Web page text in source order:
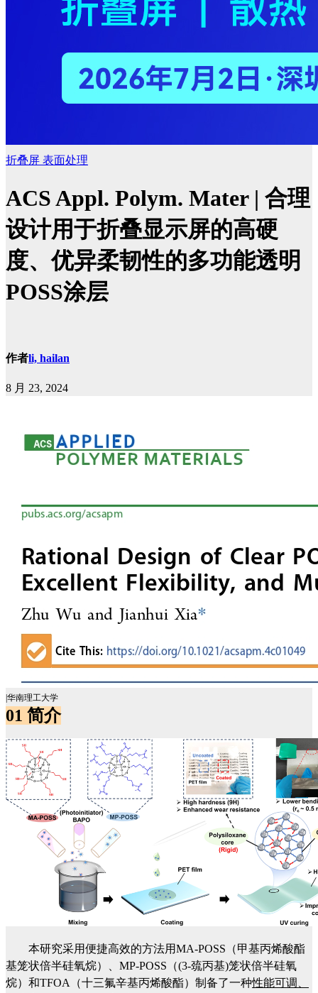
折叠屏 表面处理
ACS Appl. Polym. Mater | 合理
设计用于折叠显示屏的高硬
度、优异柔韧性的多功能透明
POSS涂层
作者li, hailan
8 月 23, 2024
|华南理工大学
01 简介
本研究采用便捷高效的方法用MA-POSS （甲基丙烯酸酯
基笼状倍半硅氧烷）、 MP-POSS （(3-巯丙基)笼状倍半硅氧
烷）和TFOA （十三氟辛基丙烯酸酯）制备了一种性能可调、